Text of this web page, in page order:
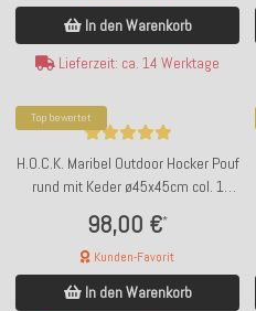
In den Warenkorb
Lieferzeit: ca. 14 Werktage
Top bewertet
H.O.C.K. Maribel Outdoor Hocker Pouf
rund mit Keder ø45x45cm col. 1
98,00 €*
Kunden-Favorit
In den Warenkorb